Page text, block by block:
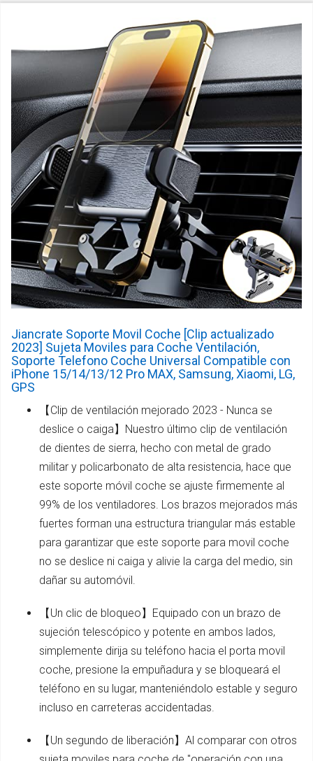
Jiancrate Soporte Movil Coche [Clip actualizado
2023] Sujeta Moviles para Coche Ventilación,
Soporte Telefono Coche Universal Compatible con
iPhone 15/14/13/12 Pro MAX, Samsung, Xiaomi, LG,
GPS
【Clip de ventilación mejorado 2023 - Nunca se
deslice o caiga】Nuestro último clip de ventilación
de dientes de sierra, hecho con metal de grado
militar y policarbonato de alta resistencia, hace que
este soporte móvil coche se ajuste firmemente al
99% de los ventiladores. Los brazos mejorados más
fuertes forman una estructura triangular más estable
para garantizar que este soporte para movil coche
no se deslice ni caiga y alivie la carga del medio, sin
dañar su automóvil.
【Un clic de bloqueo】Equipado con un brazo de
sujeción telescópico y potente en ambos lados,
simplemente dirija su teléfono hacia el porta movil
coche, presione la empuñadura y se bloqueará el
teléfono en su lugar, manteniéndolo estable y seguro
incluso en carreteras accidentadas.
【Un segundo de liberación】Al comparar con otros